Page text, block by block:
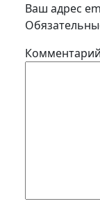
Ваш адрес
Комментарий